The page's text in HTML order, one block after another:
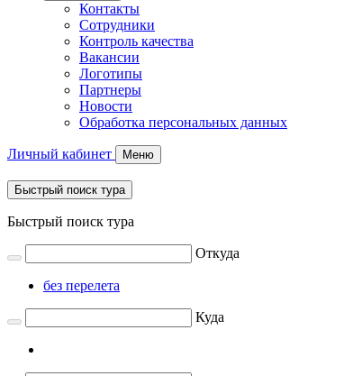
Контакты
Сотрудники
Контроль качества
Вакансии
Логотипы
Партнеры
Новости
Обработка персональных данных
Личный кабинет Меню
Быстрый поиск тура
Быстрый поиск тура
Откуда
без перелета
Куда